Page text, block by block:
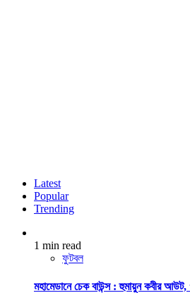
Latest
Popular
Trending
1 min read
ফুটবল
মহামেডানে চেক বাউন্স : হুমায়ুন কবীর